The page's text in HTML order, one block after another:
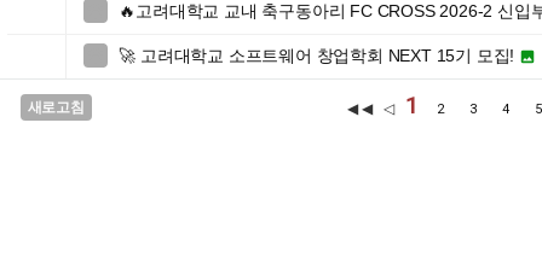
🔥고려대학교 교내 축구동아리 FC CROSS 2026-2 신입
🚀 고려대학교 소프트웨어 창업학회 NEXT 15기 모집! 
새로고침 ◀◀ ◁ 1 2 3 4